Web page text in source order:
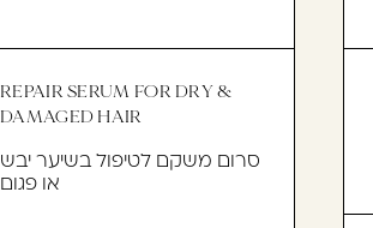
REPAIR SERUM FOR DRY &
DAMAGED HAIR
סרום משקם לטיפול בשיער יבש
או פגום